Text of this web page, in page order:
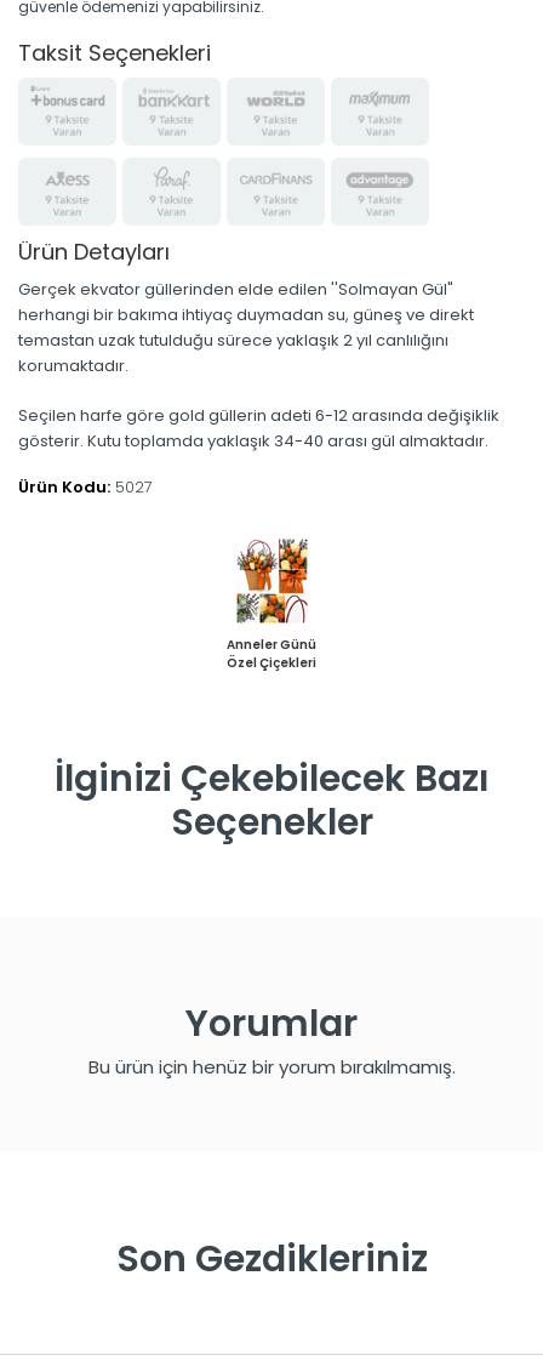
güvenle ödemenizi yapabilirsiniz.
Taksit Seçenekleri
Ürün Detayları
Gerçek ekvator güllerinden elde edilen ''Solmayan Gül"
herhangi bir bakıma ihtiyaç duymadan su, güneş ve direkt
temastan uzak tutulduğu sürece yaklaşık 2 yıl canlılığını
korumaktadır.
Seçilen harfe göre gold güllerin adeti 6-12 arasında değişiklik
gösterir. Kutu toplamda yaklaşık 34-40 arası gül almaktadır.
Ürün Kodu: 5027
Anneler Günü
Özel Çiçekleri
İlginizi Çekebilecek Bazı
Seçenekler
Yorumlar
Bu ürün için henüz bir yorum bırakılmamış.
Son Gezdikleriniz